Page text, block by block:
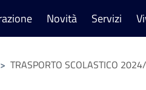
Novità Servizi
> TRASPORTO SCOLASTICO